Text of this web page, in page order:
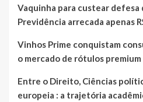
Vaquinha para custear
Previdência arrecada apenas
Vinhos Prime conquistam
o mercado de rótulos premium
Entre o Direito, Ciências
europeia : a trajetória